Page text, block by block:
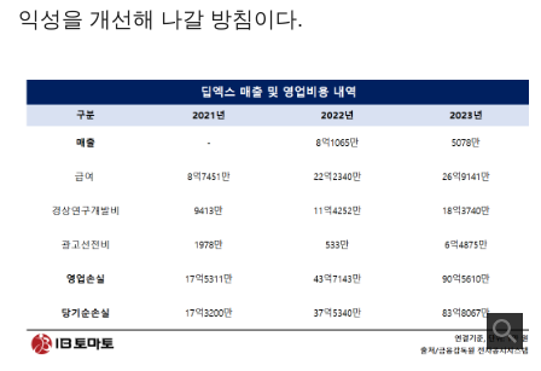
익성을 개선해 나갈 방침이다.